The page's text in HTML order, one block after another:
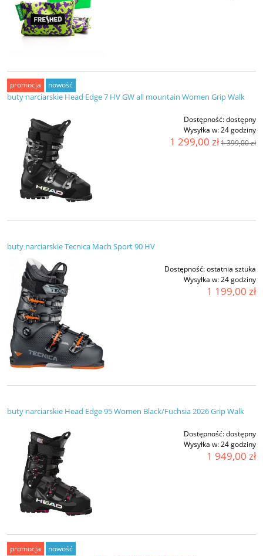
buty narciarskie Head Edge 7 HV GW all mountain Women Grip Walk
Dostępność:dostępny
Wysyłka w:24 godziny
1 299,00 zł1 399,00 zł
promocja nowość
buty narciarskie Tecnica Mach Sport 90 HV
Dostępność:ostatnia sztuka
Wysyłka w:24 godziny
1 199,00 zł
buty narciarskie Head Edge 95 Women Black/Fuchsia 2026 Grip Walk
Dostępność:dostępny
Wysyłka w:24 godziny
1 949,00 zł
promocja nowość